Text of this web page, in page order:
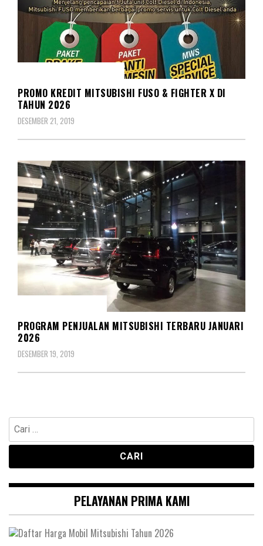
PROMO KREDIT MITSUBISHI FUSO & FIGHTER X DI
TAHUN 2026
DESEMBER 21, 2019
PROGRAM PENJUALAN MITSUBISHI TERBARU JANUARI
2026
DESEMBER 19, 2019
Cari
untuk:
PELAYANAN PRIMA KAMI